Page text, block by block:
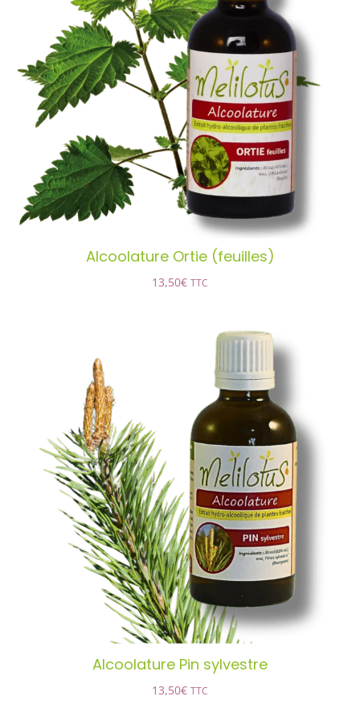
Alcoolature Ortie (feuilles)
AJOUTER AU PANIER
/
DÉTAILS
Alcoolature Ortie (feuilles)
13,50€ TTC
Alcoolature Pin sylvestre
AJOUTER AU PANIER
/
DÉTAILS
Alcoolature Pin sylvestre
13,50€ TTC